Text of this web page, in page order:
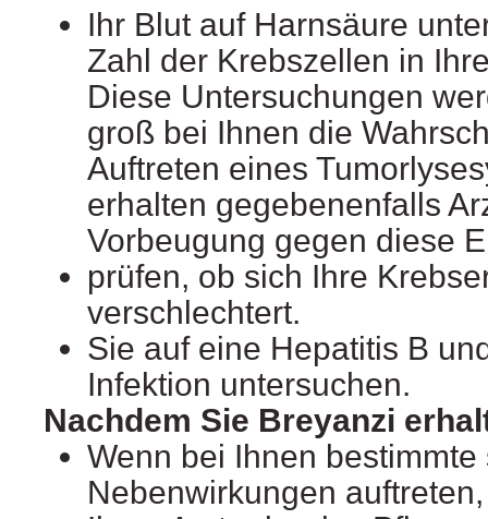
Ihr Blut auf Harnsäure
Zahl der Krebszellen in
Diese Untersuchungen
groß bei Ihnen die
Auftreten eines
erhalten gegebenenfalls
Vorbeugung gegen diese
prüfen, ob sich Ihre
verschlechtert.
Sie auf eine Hepatitis B
Infektion untersuchen.
Nachdem Sie Breyanzi
Wenn bei Ihnen
Nebenwirkungen